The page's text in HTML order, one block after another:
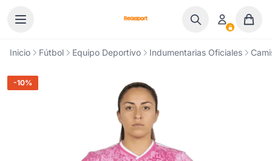
Inicio Fútbol Equipo Deportivo Indumentarias Oficiales
-10%